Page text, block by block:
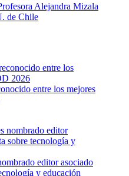
Alejandra Mizala
de Chile
entre los mejores
editor asociado
y educación